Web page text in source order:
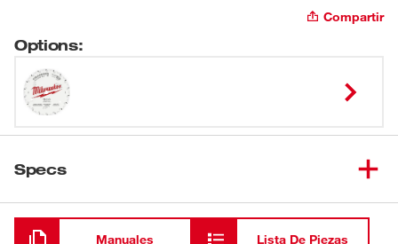
Compartir
Options:
Specs
Cargando
Manuales Lista De Piezas